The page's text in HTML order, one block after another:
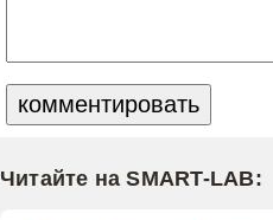
Читайте на SMART-LAB: